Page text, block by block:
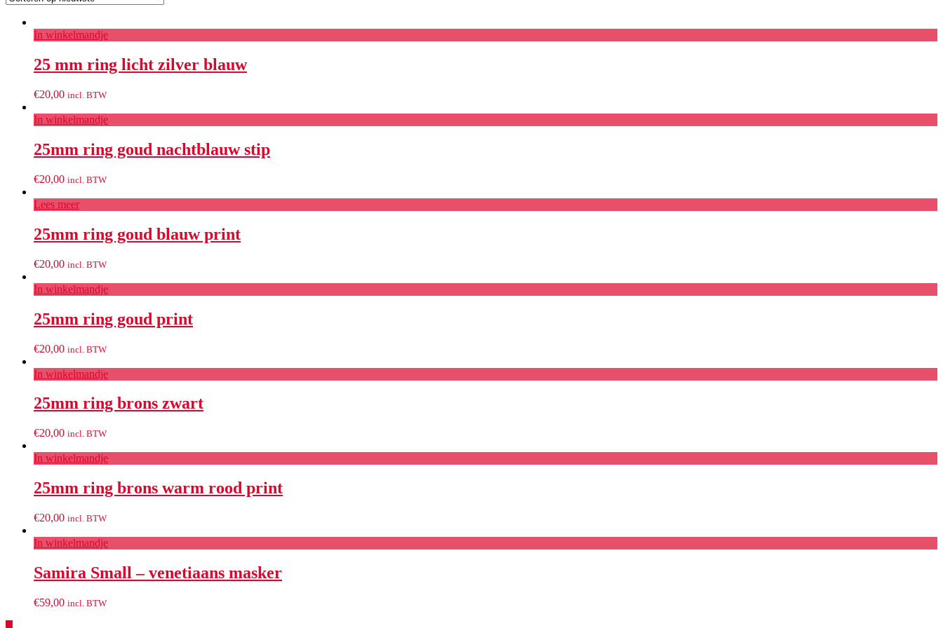
In winkelmandje
25 mm ring licht zilver blauw
€20,00 incl. BTW
In winkelmandje
25mm ring goud nachtblauw stip
€20,00 incl. BTW
Lees meer
25mm ring goud blauw print
€20,00 incl. BTW
In winkelmandje
25mm ring goud print
€20,00 incl. BTW
In winkelmandje
25mm ring brons zwart
€20,00 incl. BTW
In winkelmandje
25mm ring brons warm rood print
€20,00 incl. BTW
In winkelmandje
Samira Small – venetiaans masker
€59,00 incl. BTW